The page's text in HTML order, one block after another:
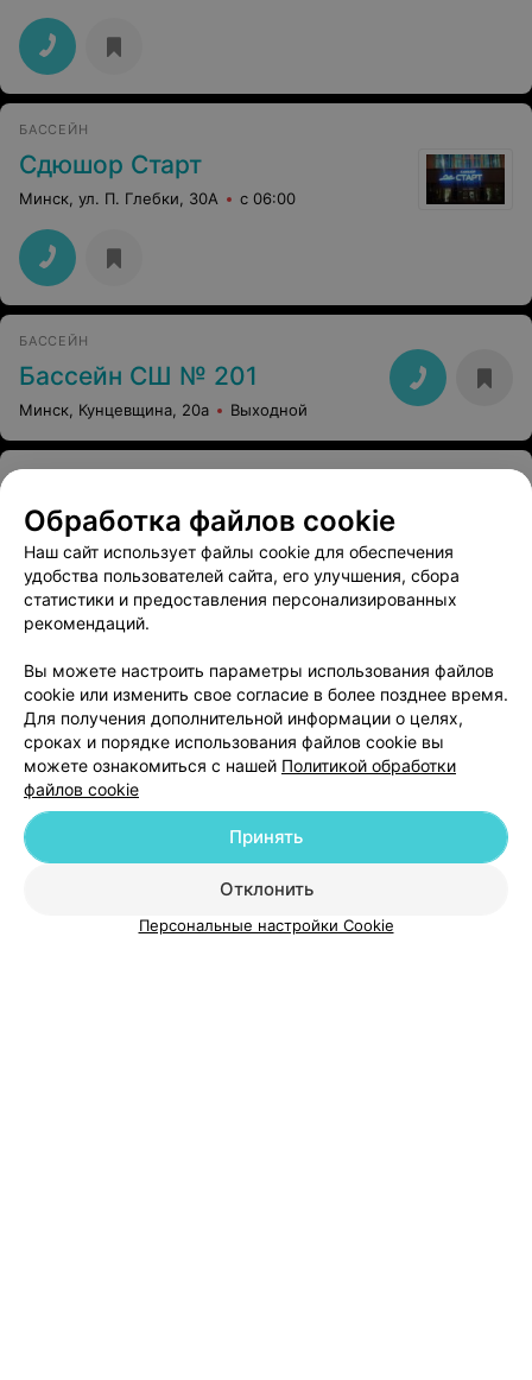
БАССЕЙН
Сдюшор Старт
Минск, ул. П. Глебки, 30А с 06:00
БАССЕЙН
Бассейн СШ № 201
Минск, Кунцевщина, 20а Выходной
Белдорстрой УО, Государственный учебный центр
Минск, Кальварийская, 37 с 07:00
БАССЕЙН
Минск, Петра Глебки, 30а Выходной
Добавить компанию
Добавить специалиста
Обработка файлов cookie
Наш сайт использует файлы cookie для обеспечения
удобства пользователей сайта, его улучшения, сбора
статистики и предоставления персонализированных
рекомендаций.
Вы можете настроить параметры использования файлов
cookie или изменить свое согласие в более позднее время.
Для получения дополнительной информации о целях,
сроках и порядке использования файлов cookie вы
можете ознакомиться с нашей Политикой обработки
файлов cookie
Отклонить
Принять
Персональные настройки Cookie